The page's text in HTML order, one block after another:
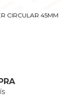
CIRCULAR 45MM